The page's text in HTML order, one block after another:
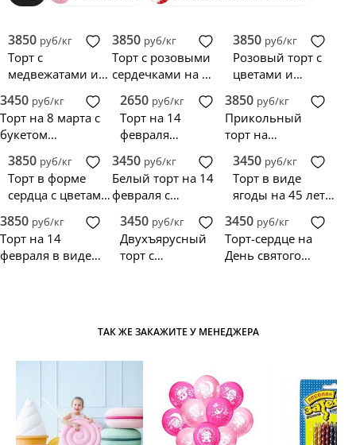
3850 руб/кг
Торт с
медвежатами и
день всех
влюбленных
3850 руб/кг
Торт с розовыми
сердечками на 14
3850 руб/кг
Розовый торт с
цветами и
февраля
3450 руб/кг
Торт на 8 марта с
букетом
сердцем
2650 руб/кг
Торт на 14
февраля
3850 руб/кг
Прикольный
торт на
свадьбу с
надписями
3850 руб/кг
Торт в форме
сердца с цветами
3450 руб/кг
Белый торт на 14
февраля с
3450 руб/кг
Торт в виде
ягоды на 45 лет
3850 руб/кг
Торт на 14
февраля в виде
3450 руб/кг
Двухъярусный
торт с
3450 руб/кг
Торт-сердце на
День святого
ТАК ЖЕ ЗАКАЖИТЕ У МЕНЕДЖЕРА